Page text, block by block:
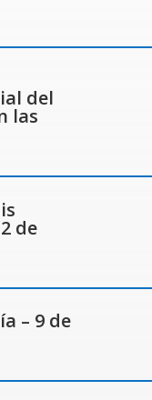
del
las
de
– 9 de